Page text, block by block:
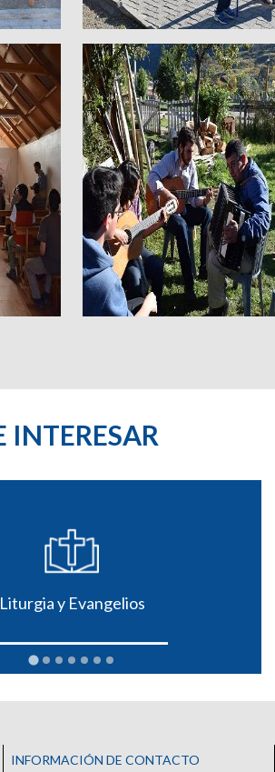
INTERESAR
Liturgia y Evangelios
INFORMACIÓN DE CONTACTO